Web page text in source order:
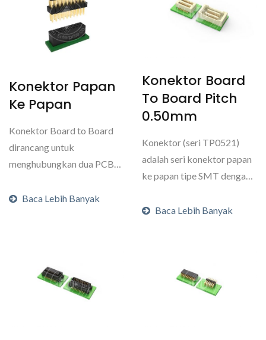
Konektor Papan
Ke Papan
Konektor Board to Board
dirancang untuk
menghubungkan dua PCB
menggunakan...
Baca Lebih Banyak
Konektor Board
To Board Pitch
0.50mm
Konektor (seri TP0521)
adalah seri konektor papan
ke papan tipe SMT dengan
Baca Lebih Banyak